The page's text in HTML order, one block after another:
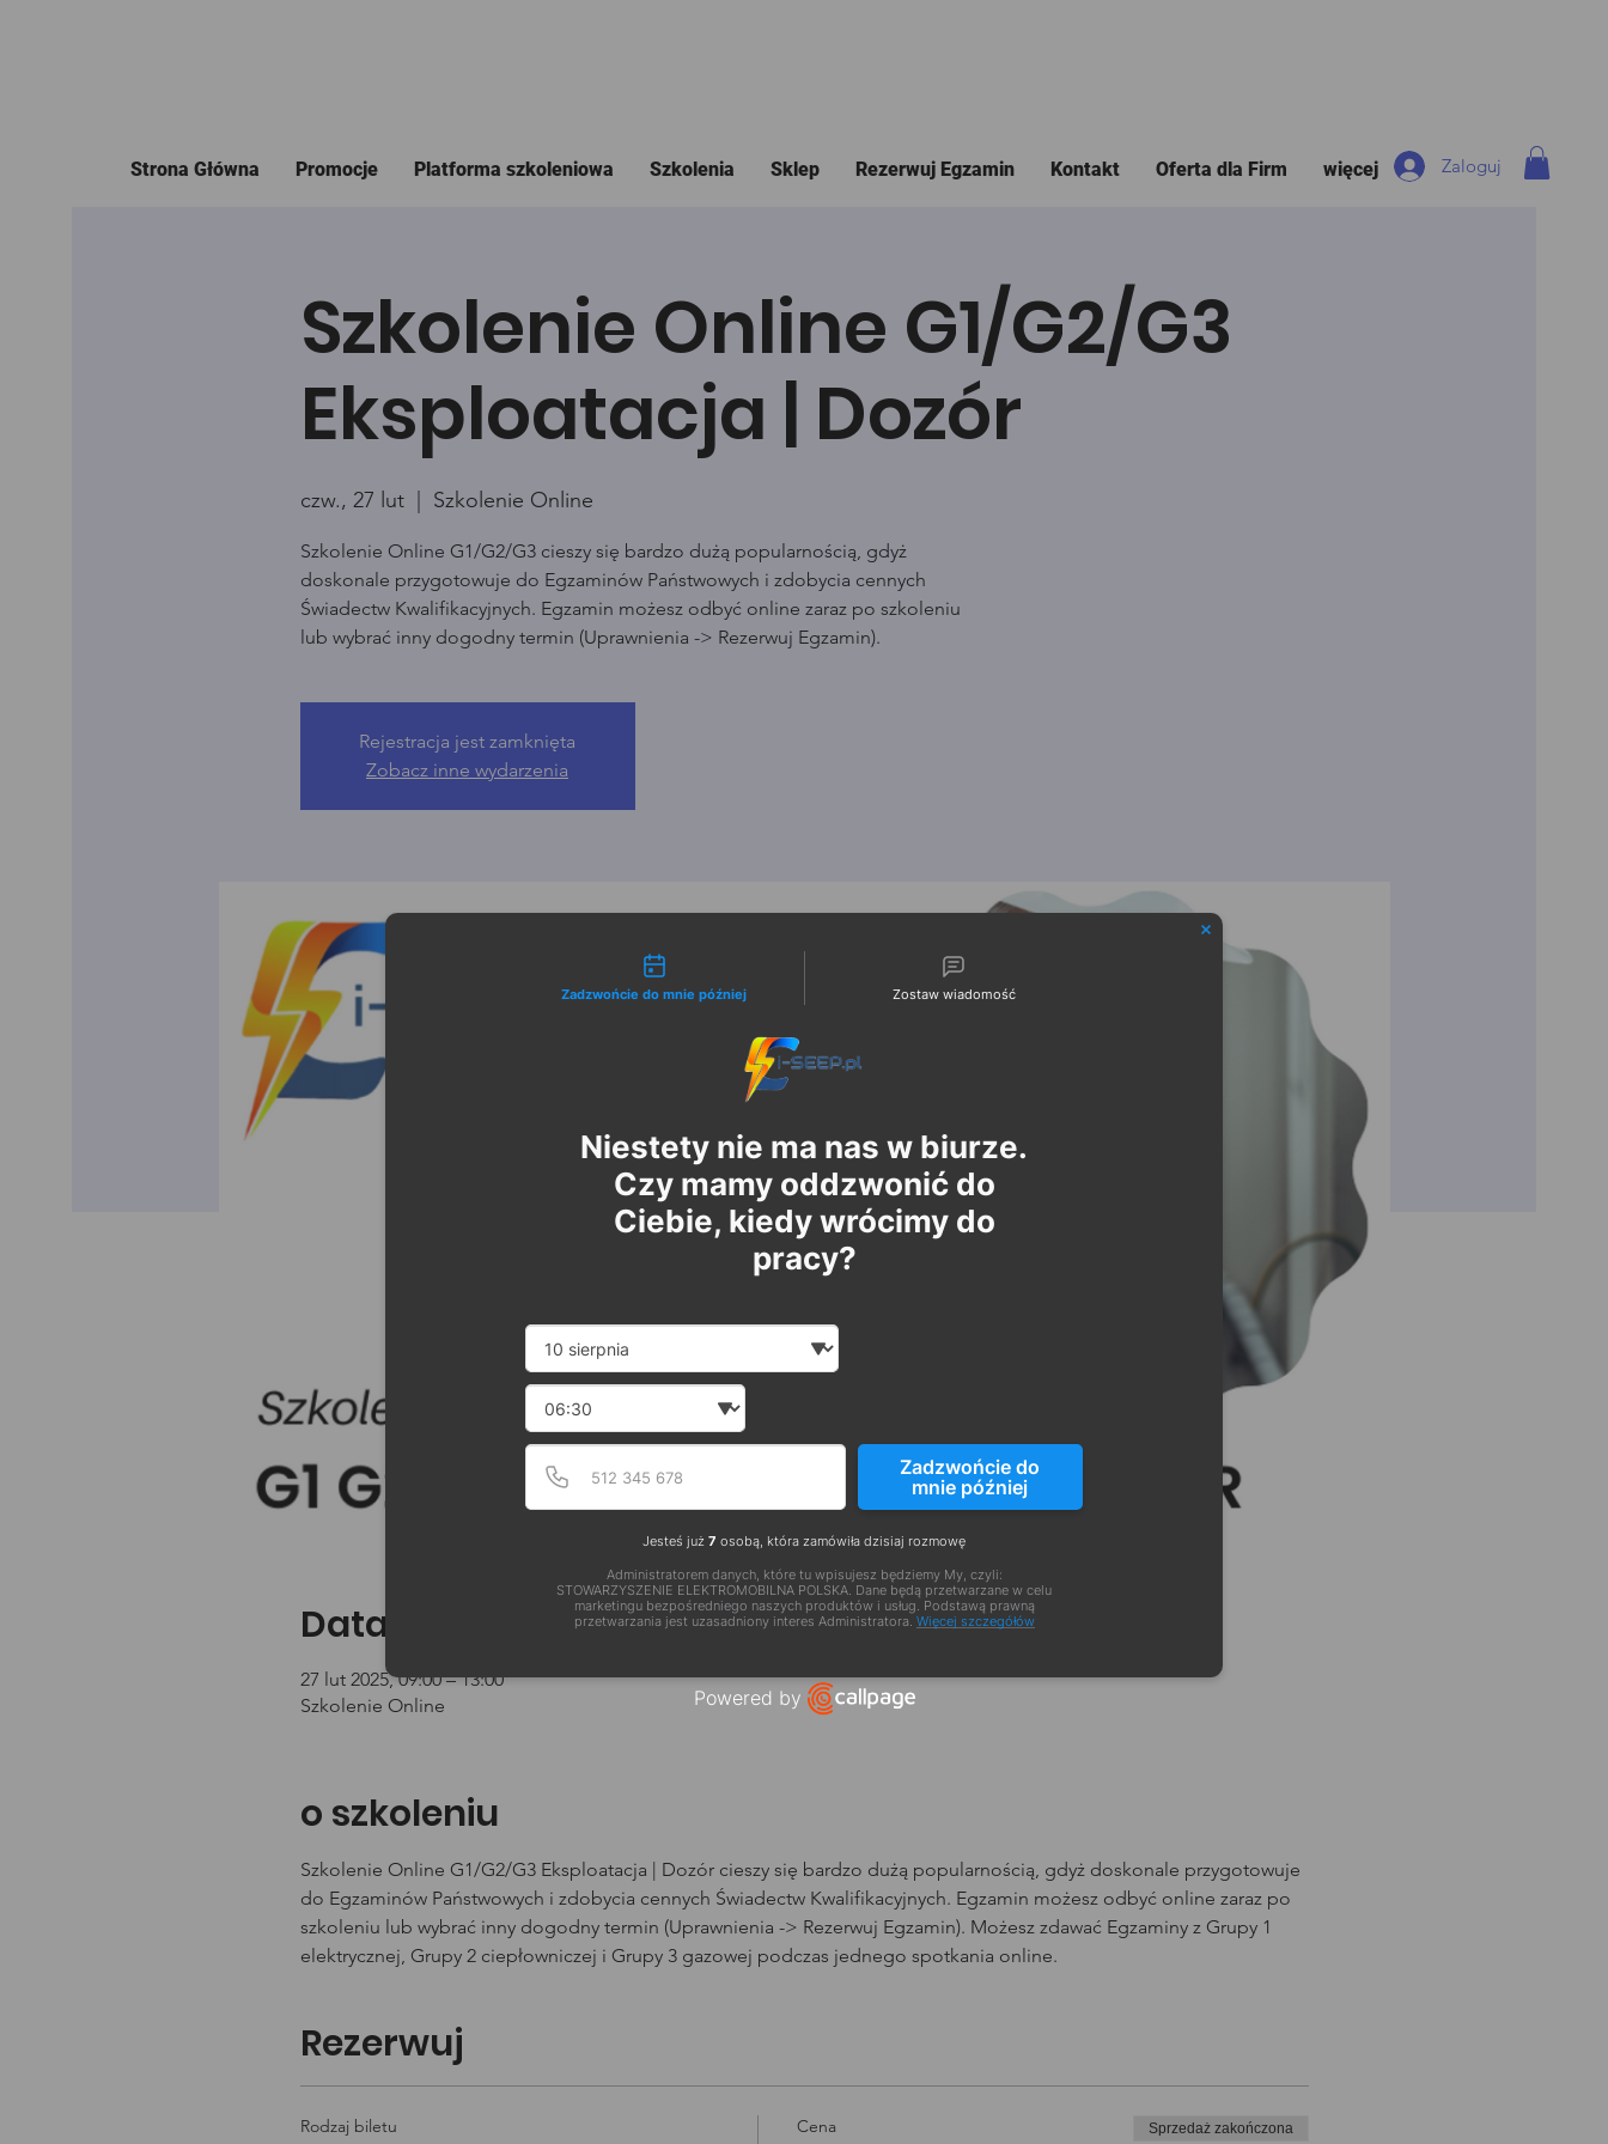
Strona Główna Promocje Platforma szkoleniowa Szkolenia Sklep Rezerwuj Egzamin Kontakt Oferta dla Firm więcej Zaloguj
Szkolenie Online G1/G2/G3
Eksploatacja | Dozór
czw., 27 lut
  |
Szkolenie Online
Szkolenie Online G1/G2/G3 cieszy się bardzo dużą popularnością, gdyż
doskonale przygotowuje do Egzaminów Państwowych i zdobycia cennych
Świadectw Kwalifikacyjnych. Egzamin możesz odbyć online zaraz po szkoleniu
lub wybrać inny dogodny termin (Uprawnienia -> Rezerwuj Egzamin).
Rejestracja jest zamknięta
Zobacz inne wydarzenia
Data i godzina szkolenia
27 lut 2025, 09:00 – 13:00
Szkolenie Online
o szkoleniu
Szkolenie Online G1/G2/G3 Eksploatacja | Dozór cieszy się bardzo dużą popularnością, gdyż doskonale przygotowuje
do Egzaminów Państwowych i zdobycia cennych Świadectw Kwalifikacyjnych. Egzamin możesz odbyć online zaraz po
szkoleniu lub wybrać inny dogodny termin (Uprawnienia -> Rezerwuj Egzamin). Możesz zdawać Egzaminy z Grupy 1
elektrycznej, Grupy 2 ciepłowniczej i Grupy 3 gazowej podczas jednego spotkania online.
Rezerwuj
Rodzaj biletu Cena Sprzedaż zakończona
Możliwości kontaktu
Zadzwońcie do mnie później Zostaw wiadomość
Niestety nie ma nas w biurze.
Czy mamy oddzwonić do
Ciebie, kiedy wrócimy do
pracy?
Date and time slection for scheduled call
Wybierz datę
Wybierz godzinę
Numer telefonu
Podaj poprawny numer telefonu w formacie E164
Zadzwońcie do
mnie później
Jesteś już 7 osobą, która zamówiła dzisiaj rozmowę
Administratorem danych, które tu wpisujesz będziemy My, czyli:
STOWARZYSZENIE ELEKTROMOBILNA POLSKA. Dane będą przetwarzane w celu
marketingu bezpośredniego naszych produktów i usług. Podstawą prawną
przetwarzania jest uzasadniony interes Administratora. Więcej szczegółów
Powered by